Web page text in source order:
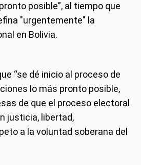
posible”, al tiempo que
"urgentemente" la
en Bolivia.
“se dé inicio al proceso de
lo más pronto posible,
de que el proceso electoral
justicia, libertad,
a la voluntad soberana del